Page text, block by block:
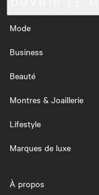
Mode
Business
Beauté
Montres & Joaillerie
Lifestyle
Marques de luxe
À propos